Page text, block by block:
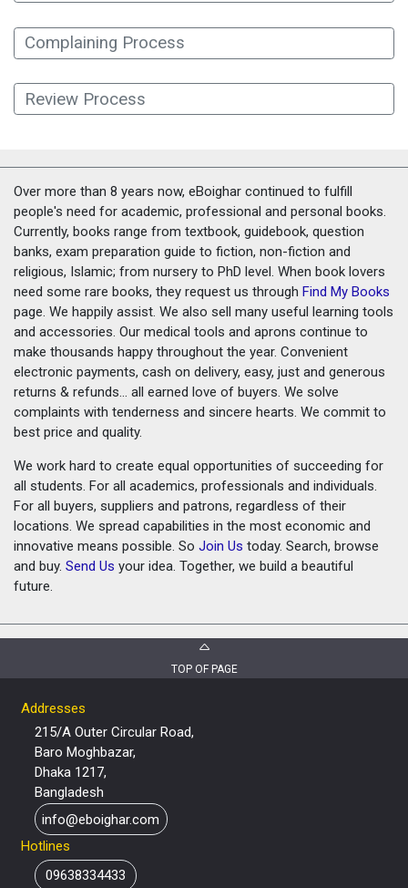
Complaining Process
Review Process
Over more than 8 years now, eBoighar continued to fulfill
people's need for academic, professional and personal books.
Currently, books range from textbook, guidebook, question
banks, exam preparation guide to fiction, non-fiction and
religious, Islamic; from nursery to PhD level. When book lovers
need some rare books, they request us through Find My Books
page. We happily assist. We also sell many useful learning tools
and accessories. Our medical tools and aprons continue to
make thousands happy throughout the year. Convenient
electronic payments, cash on delivery, easy, just and generous
returns & refunds... all earned love of buyers. We solve
complaints with tenderness and sincere hearts. We commit to
best price and quality.
We work hard to create equal opportunities of succeeding for
all students. For all academics, professionals and individuals.
For all buyers, suppliers and patrons, regardless of their
locations. We spread capabilities in the most economic and
innovative means possible. So Join Us today. Search, browse
and buy. Send Us your idea. Together, we build a beautiful
future.
TOP OF PAGE
Addresses
215/A Outer Circular Road,
Baro Moghbazar,
Dhaka 1217,
Bangladesh
info@eboighar.com
Hotlines
09638334433